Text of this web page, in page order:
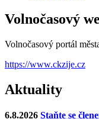
Volnočasový
Volnočasový portál
https://www.ckzije.cz
Aktuality
6.8.2026 Staňte se